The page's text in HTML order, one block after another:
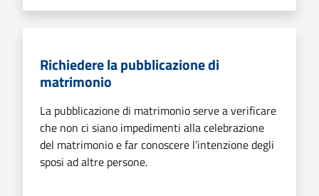
Richiedere la pubblicazione di
matrimonio
La pubblicazione di matrimonio serve a verificare
che non ci siano impedimenti alla celebrazione
del matrimonio e far conoscere l’intenzione degli
sposi ad altre persone.